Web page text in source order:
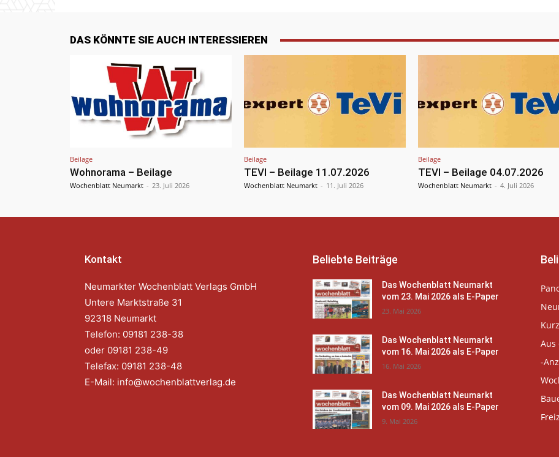
DAS KÖNNTE SIE AUCH INTERESSIEREN
Beilage
Wohnorama – Beilage
Wochenblatt Neumarkt - 23. Juli 2026
Beilage
TEVI – Beilage 11.07.2026
Wochenblatt Neumarkt - 11. Juli 2026
Beilage
TEVI – Beilage 04.07.2026
Wochenblatt Neumarkt - 4. Juli 2026
Kontakt
Neumarkter Wochenblatt Verlags GmbH
Untere Marktstraße 31
92318 Neumarkt
Telefon: 09181 238-38
oder 09181 238-49
Telefax: 09181 238-48
E-Mail: info@wochenblattverlag.de
Beliebte Beiträge
Das Wochenblatt Neumarkt
vom 23. Mai 2026 als E-Paper
23. Mai 2026
Das Wochenblatt Neumarkt
vom 16. Mai 2026 als E-Paper
16. Mai 2026
Das Wochenblatt Neumarkt
vom 09. Mai 2026 als E-Paper
9. Mai 2026
Aus
-